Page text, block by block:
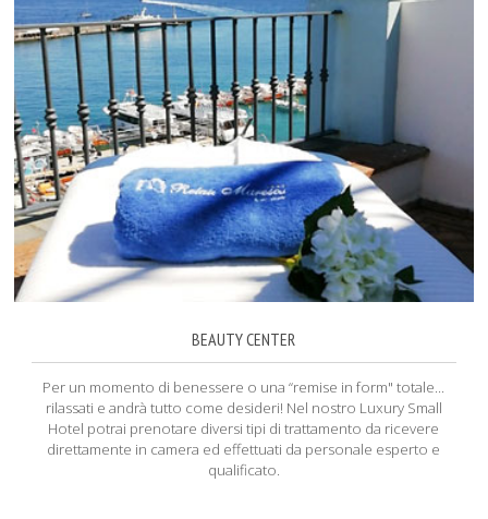
BEAUTY CENTER
Per un momento di benessere o una “remise in form" totale...
rilassati e andrà tutto come desideri! Nel nostro Luxury Small
Hotel potrai prenotare diversi tipi di trattamento da ricevere
direttamente in camera ed effettuati da personale esperto e
qualificato.